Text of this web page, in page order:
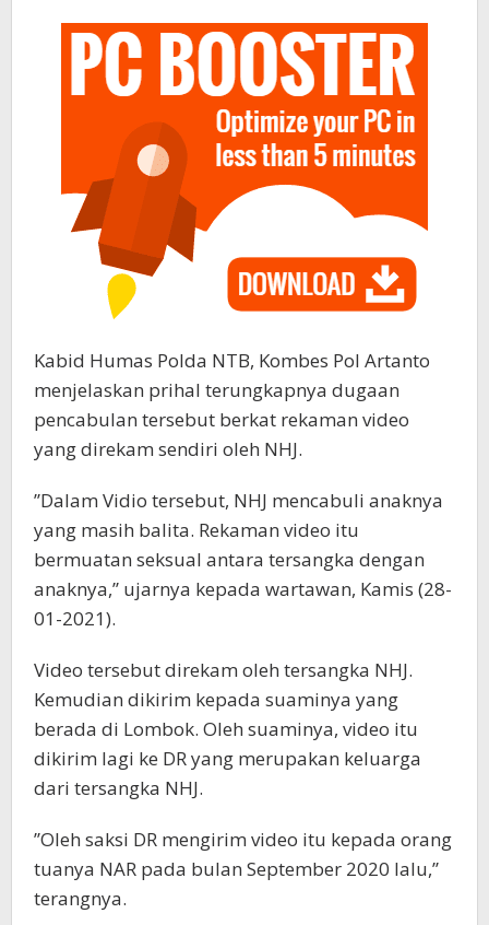
Kabid Humas Polda NTB, Kombes Pol Artanto
menjelaskan prihal terungkapnya dugaan
pencabulan tersebut berkat rekaman video
yang direkam sendiri oleh NHJ.
’’Dalam Vidio tersebut, NHJ mencabuli anaknya
yang masih balita. Rekaman video itu
bermuatan seksual antara tersangka dengan
anaknya,’’ ujarnya kepada wartawan, Kamis (28-
01-2021).
Video tersebut direkam oleh tersangka NHJ.
Kemudian dikirim kepada suaminya yang
berada di Lombok. Oleh suaminya, video itu
dikirim lagi ke DR yang merupakan keluarga
dari tersangka NHJ.
’’Oleh saksi DR mengirim video itu kepada orang
tuanya NAR pada bulan September 2020 lalu,’’
terangnya.